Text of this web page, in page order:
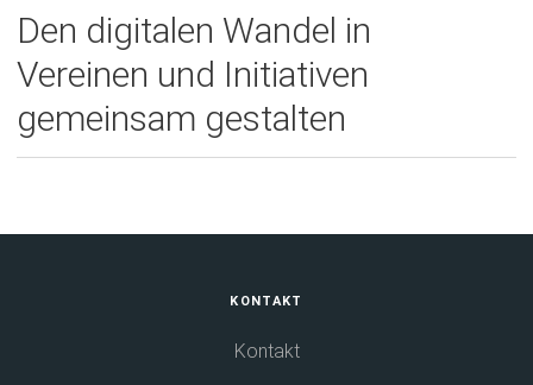
Den digitalen Wandel in
Vereinen und Initiativen
gemeinsam gestalten
KONTAKT
Kontakt